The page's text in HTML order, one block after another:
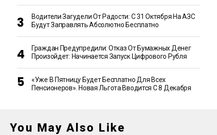
Водители Загудели От Радости: С 31 Октября На АЗС
Будут Заправлять Абсолютно Бесплатно
Граждан Предупредили: Отказ От Бумажных Денег
Произойдет: Начинается Запуск Цифрового Рубля
«Уже В Пятницу Будет Бесплатно Для Всех
Пенсионеров». Новая Льгота Вводится С 8 Декабря
You May Also Like